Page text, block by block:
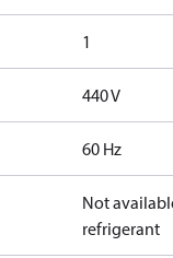
1
440 V
60 Hz
Not
refrigerant